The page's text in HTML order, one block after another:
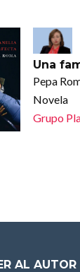
Una
Pepa
Novela
Grupo
AL AUTOR